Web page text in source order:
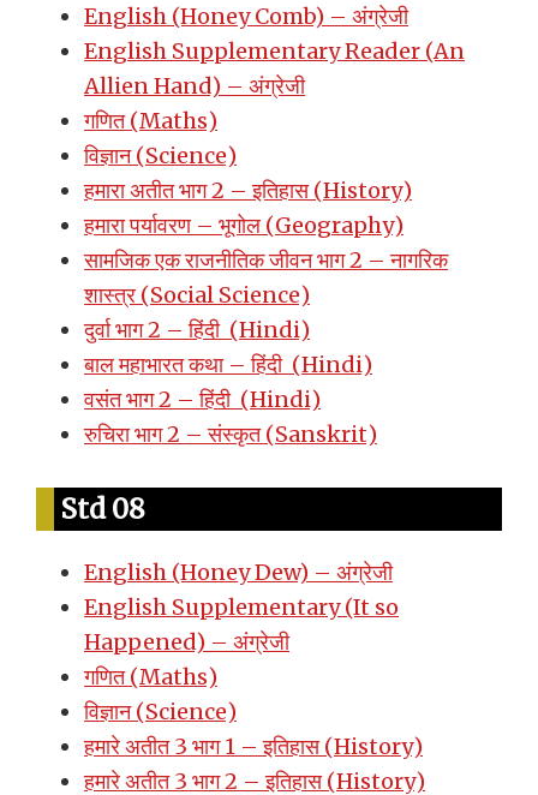
English (Honey Comb) – अंग्रेजी
English Supplementary Reader (An
Allien Hand) – अंग्रेजी
गणित (Maths)
विज्ञान (Science)
हमारा अतीत भाग 2 – इतिहास (History)
हमारा पर्यावरण – भूगोल (Geography)
सामजिक एक राजनीतिक जीवन भाग 2 – नागरिक
शास्त्र (Social Science)
दुर्वा भाग 2 – हिंदी (Hindi)
बाल महाभारत कथा – हिंदी (Hindi)
वसंत भाग 2 – हिंदी (Hindi)
रुचिरा भाग 2 – संस्कृत (Sanskrit)
Std 08
English (Honey Dew) – अंग्रेजी
English Supplementary (It so
Happened) – अंग्रेजी
गणित (Maths)
विज्ञान (Science)
हमारे अतीत 3 भाग 1 – इतिहास (History)
हमारे अतीत 3 भाग 2 – इतिहास (History)